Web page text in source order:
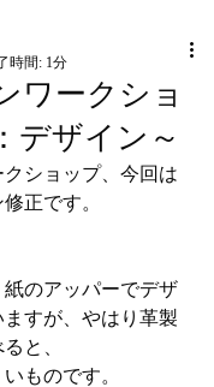
ワークショ
デザイン～
時間: 1分
ショップ、今回は
正です。
のアッパーでデザ
すが、やはり革製
と、
ものです。